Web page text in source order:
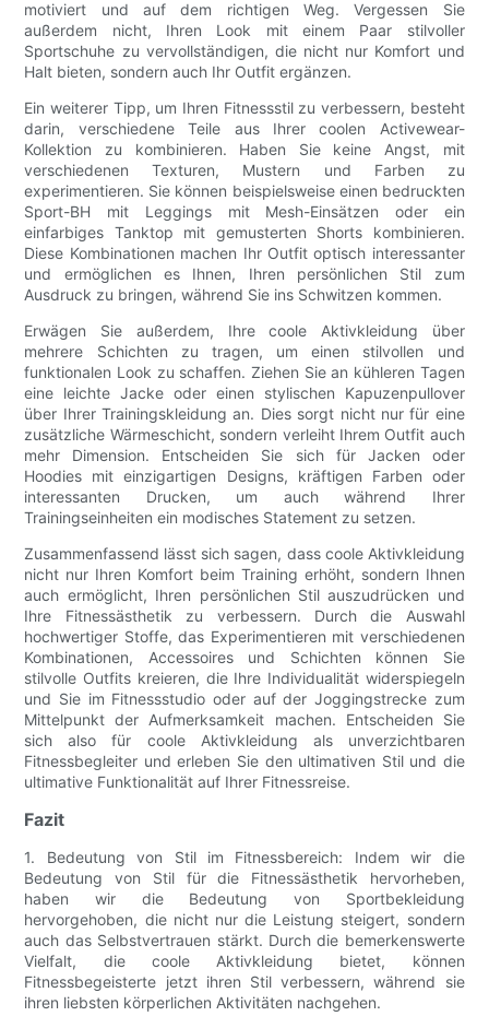
motiviert und auf dem richtigen Weg. Vergessen Sie
außerdem nicht, Ihren Look mit einem Paar stilvoller
Sportschuhe zu vervollständigen, die nicht nur Komfort und
Halt bieten, sondern auch Ihr Outfit ergänzen.
Ein weiterer Tipp, um Ihren Fitnessstil zu verbessern, besteht
darin, verschiedene Teile aus Ihrer coolen Activewear-
Kollektion zu kombinieren. Haben Sie keine Angst, mit
verschiedenen Texturen, Mustern und Farben zu
experimentieren. Sie können beispielsweise einen bedruckten
Sport-BH mit Leggings mit Mesh-Einsätzen oder ein
einfarbiges Tanktop mit gemusterten Shorts kombinieren.
Diese Kombinationen machen Ihr Outfit optisch interessanter
und ermöglichen es Ihnen, Ihren persönlichen Stil zum
Ausdruck zu bringen, während Sie ins Schwitzen kommen.
Erwägen Sie außerdem, Ihre coole Aktivkleidung über
mehrere Schichten zu tragen, um einen stilvollen und
funktionalen Look zu schaffen. Ziehen Sie an kühleren Tagen
eine leichte Jacke oder einen stylischen Kapuzenpullover
über Ihrer Trainingskleidung an. Dies sorgt nicht nur für eine
zusätzliche Wärmeschicht, sondern verleiht Ihrem Outfit auch
mehr Dimension. Entscheiden Sie sich für Jacken oder
Hoodies mit einzigartigen Designs, kräftigen Farben oder
interessanten Drucken, um auch während Ihrer
Trainingseinheiten ein modisches Statement zu setzen.
Zusammenfassend lässt sich sagen, dass coole Aktivkleidung
nicht nur Ihren Komfort beim Training erhöht, sondern Ihnen
auch ermöglicht, Ihren persönlichen Stil auszudrücken und
Ihre Fitnessästhetik zu verbessern. Durch die Auswahl
hochwertiger Stoffe, das Experimentieren mit verschiedenen
Kombinationen, Accessoires und Schichten können Sie
stilvolle Outfits kreieren, die Ihre Individualität widerspiegeln
und Sie im Fitnessstudio oder auf der Joggingstrecke zum
Mittelpunkt der Aufmerksamkeit machen. Entscheiden Sie
sich also für coole Aktivkleidung als unverzichtbaren
Fitnessbegleiter und erleben Sie den ultimativen Stil und die
ultimative Funktionalität auf Ihrer Fitnessreise.
Fazit
1. Bedeutung von Stil im Fitnessbereich: Indem wir die
Bedeutung von Stil für die Fitnessästhetik hervorheben,
haben wir die Bedeutung von Sportbekleidung
hervorgehoben, die nicht nur die Leistung steigert, sondern
auch das Selbstvertrauen stärkt. Durch die bemerkenswerte
Vielfalt, die coole Aktivkleidung bietet, können
Fitnessbegeisterte jetzt ihren Stil verbessern, während sie
ihren liebsten körperlichen Aktivitäten nachgehen.